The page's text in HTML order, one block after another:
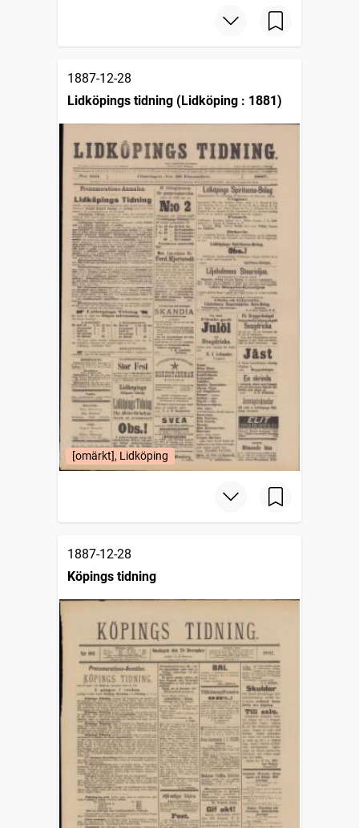
1887-12-28
Lidköpings tidning (Lidköping : 1881)
[omärkt], Lidköping
1887-12-28
Köpings tidning